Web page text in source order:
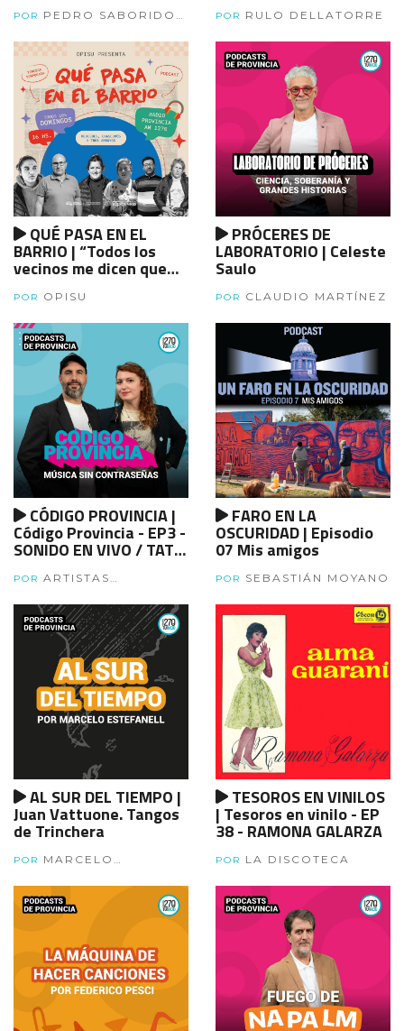
POR
PEDRO SABORIDO Y
POR RULO DELLATORRE
QUÉ PASA EN EL
BARRIO | “Todos los
vecinos me dicen que
esta obra es un gran
cambio para el barrio”.
Laura Larralde, vecina
del barrio La Esmeralda
de Chascomús
POR OPISU
PRÓCERES DE
LABORATORIO | Celeste
Saulo
POR CLAUDIO MARTÍNEZ
CÓDIGO PROVINCIA |
Código Provincia - EP3 -
SONIDO EN VIVO / TATU
POR ARTISTAS
FARO EN LA
OSCURIDAD | Episodio
07 Mis amigos
POR SEBASTIÁN MOYANO
AL SUR DEL TIEMPO |
Juan Vattuone. Tangos
de Trinchera
POR
MARCELO
TESOROS EN VINILOS
| Tesoros en vinilo - EP
38 - RAMONA GALARZA
POR LA DISCOTECA